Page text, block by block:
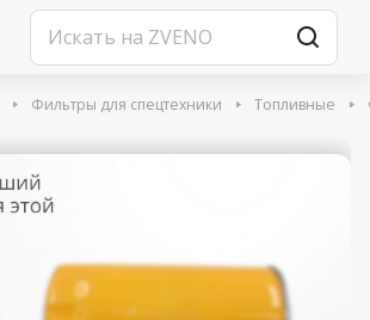
Фильтры для спецтехники Топливные